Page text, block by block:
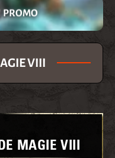
PROMO
VIII
MAGIE VIII